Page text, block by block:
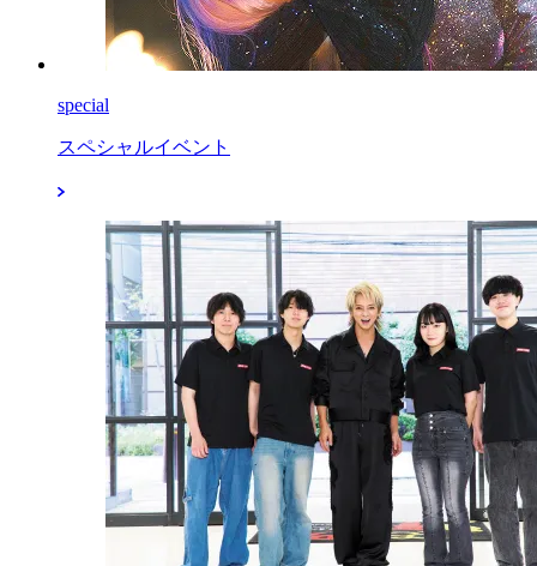
special
スペシャルイベント